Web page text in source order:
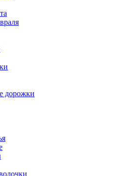
дорожки